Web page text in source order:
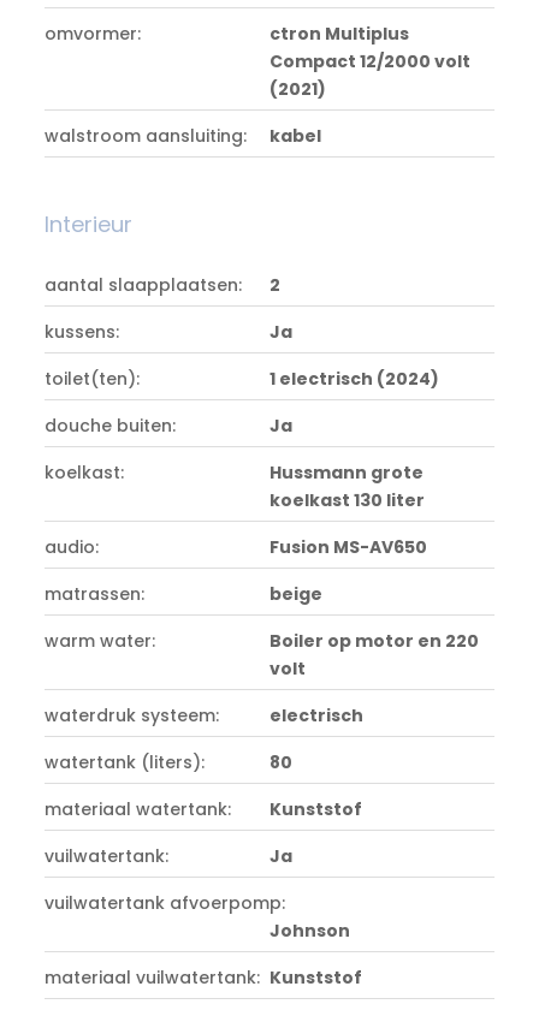
omvormer:
ctron Multiplus
Compact 12/2000 volt
(2021)
walstroom aansluiting:
kabel
Interieur
aantal slaapplaatsen:
2
kussens:
Ja
toilet(ten):
1 electrisch (2024)
douche buiten:
Ja
koelkast:
Hussmann grote
koelkast 130 liter
audio:
Fusion MS-AV650
matrassen:
beige
warm water:
Boiler op motor en 220
volt
waterdruk systeem:
electrisch
watertank (liters):
80
materiaal watertank:
Kunststof
vuilwatertank:
Ja
vuilwatertank afvoerpomp:
Johnson
materiaal vuilwatertank: Kunststof